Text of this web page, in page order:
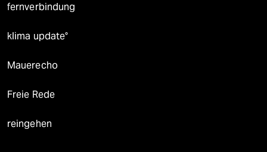
fernverbindung
klima update°
Mauerecho
Freie Rede
reingehen